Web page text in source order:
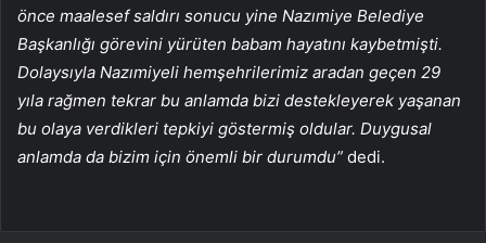
önce maalesef saldırı sonucu yine Nazımiye Belediye
Başkanlığı görevini yürüten babam hayatını kaybetmişti.
Dolaysıyla Nazımiyeli hemşehrilerimiz aradan geçen 29
yıla rağmen tekrar bu anlamda bizi destekleyerek yaşanan
bu olaya verdikleri tepkiyi göstermiş oldular. Duygusal
anlamda da bizim için önemli bir durumdu” dedi.